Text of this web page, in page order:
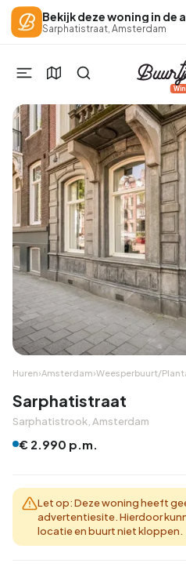
Bekijk deze woning in de
Sarphatistraat, Amsterdam
Huren›Amsterdam›Weesperbuurt/
Sarphatistraat
Sarphatistrook, Amsterdam
€ 2.990 p.m.
Let op: Deze woning heeft
advertentiesite. Hierdoor
locatie en buurt niet kloppen.